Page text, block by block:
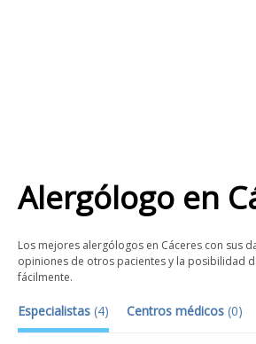
Alergólogo en
Los mejores alergólogos en Cáceres con sus
opiniones de otros pacientes y la posibilidad
fácilmente.
Especialistas (4) Centros médicos (0)